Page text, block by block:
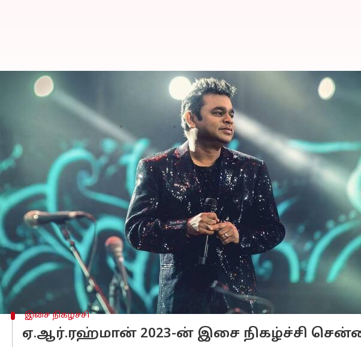
ஏ. ஆர். ரகுமான் அடுத்த இசை
அறிவித்துள்ளார்.
Saranya Shankar 11:11 pm
செய்தி முன்னோட்டம்
ஏ. ஆர். ரகுமானின் ட்விட்டர் பதிவு சமூக
இந்திய திரைப்பட இசை உலகில் ஒரு முக்கிய
தன் இளம்வயதில் இளையராஜாவிற்கு உதவியாளராக
முதன் முதலில் மணிரத்தினம் இயக்கத்தில்
இவர் தமிழ், தெலுங்கு, ஹிந்தி, மலையாளம் போன்ற
தடத்தை கால் பதித்தார். 'ஸ்லம் டாக் மில்லியனியர்'
இசை நிகழ்ச்சி
ஏ.ஆர்.ரஹ்மான் 2023-ன் இசை நிகழ்ச்சி